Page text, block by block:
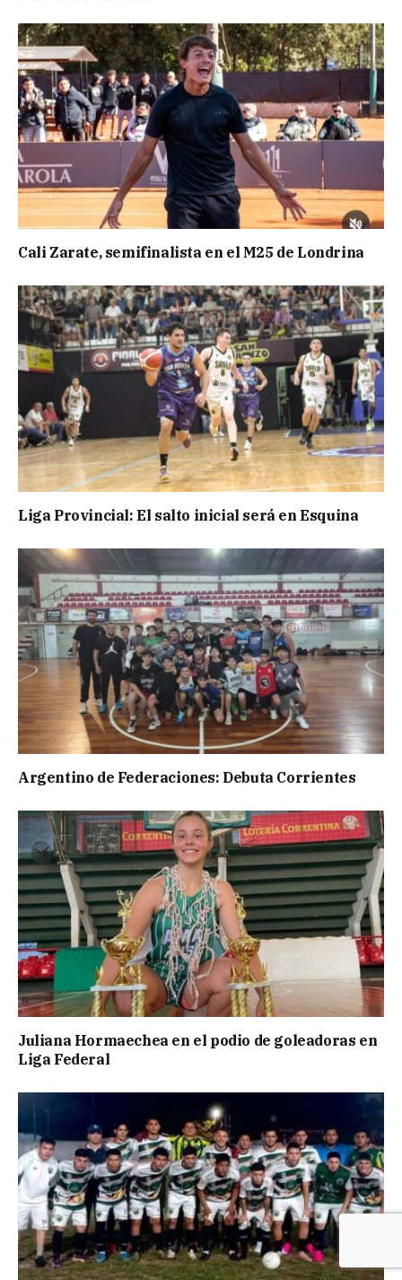
Cali Zarate, semifinalista en el M25 de Londrina
Liga Provincial: El salto inicial será en Esquina
Argentino de Federaciones: Debuta Corrientes
Juliana Hormaechea en el podio de goleadoras en
Liga Federal